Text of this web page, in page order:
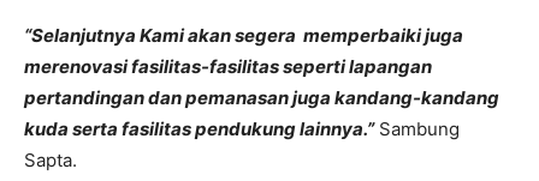
“Selanjutnya Kami akan segera memperbaiki juga
merenovasi fasilitas-fasilitas seperti lapangan
pertandingan dan pemanasan juga kandang-kandang
kuda serta fasilitas pendukung lainnya.” Sambung
Sapta.